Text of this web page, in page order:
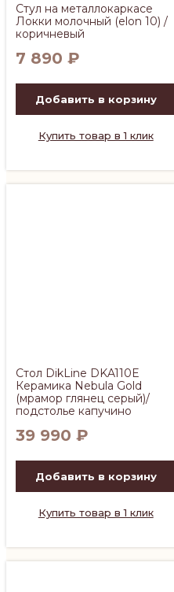
Стул на металлокаркасе
Локки молочный (elon 10) /
коричневый
7 890 ₽
Добавить в корзину
Купить товар в 1 клик
Стол DikLine DKA110E
Керамика Nebula Gold
(мрамор глянец серый)/
подстолье капучино
39 990 ₽
Добавить в корзину
Купить товар в 1 клик